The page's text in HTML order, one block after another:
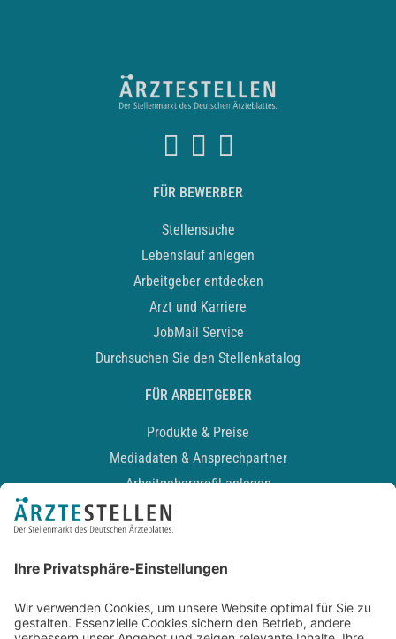
FÜR BEWERBER
Stellensuche
Lebenslauf anlegen
Arbeitgeber entdecken
Arzt und Karriere
JobMail Service
Durchsuchen Sie den Stellenkatalog
FÜR ARBEITGEBER
Produkte & Preise
Mediadaten & Ansprechpartner
Arbeitgeberprofil anlegen
Recruiting-Podcast
Kontakt
Datenschutz